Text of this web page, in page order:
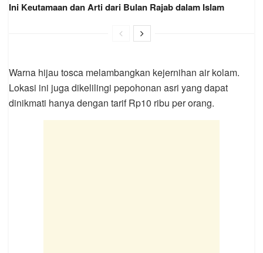
Ini Keutamaan dan Arti dari Bulan Rajab dalam Islam
Warna hijau tosca melambangkan kejernihan air kolam.
Lokasi ini juga dikelilingi pepohonan asri yang dapat
dinikmati hanya dengan tarif Rp10 ribu per orang.